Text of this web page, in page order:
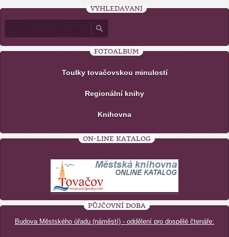
VYHLEDÁVÁNÍ
FOTOALBUM
Toulky tovačovskou minulostí
Regionální knihy
Knihovna
ON-LINE KATALOG
PŮJČOVNÍ DOBA
Budova Městského úřadu (náměstí) - oddělení pro dospělé čtenáře: